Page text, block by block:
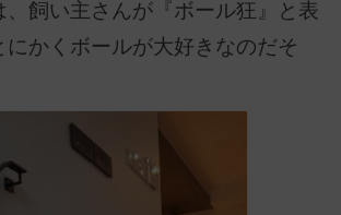
、飼い主さんが『ボール狂』と表
かくボールが大好きなのだそ